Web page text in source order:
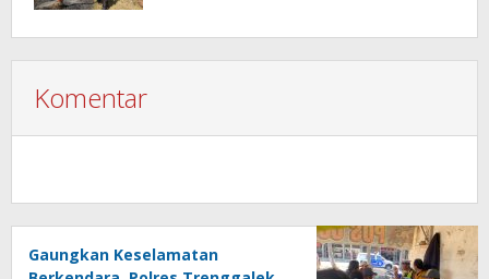
Komentar
Gaungkan Keselamatan